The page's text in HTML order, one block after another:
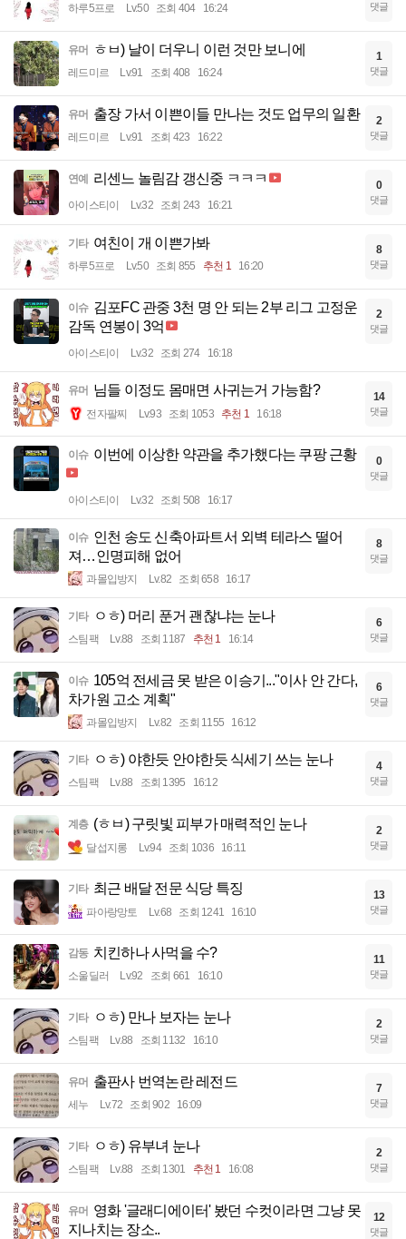
하루5프로 Lv.50 조회 404 16:24 댓글
유머 ㅎㅂ) 날이 더우니 이런 것만 보니에
레드미르 Lv.91 조회 408 16:24
1
댓글
유머 출장 가서 이쁜이들 만나는 것도 업무의 일환
레드미르 Lv.91 조회 423 16:22
2
댓글
연예 리센느 놀림감 갱신중 ㅋㅋㅋ
아이스티이 Lv.32 조회 243 16:21
0
댓글
기타 여친이 개 이쁜가봐
하루5프로 Lv.50 조회 855 추천 1 16:20
8
댓글
이슈 김포FC 관중 3천 명 안 되는 2부 리그 고정운
감독 연봉이 3억
아이스티이 Lv.32 조회 274 16:18
2
댓글
유머 님들 이정도 몸매면 사귀는거 가능함?
전자팔찌 Lv.93 조회 1053 추천 1 16:18
14
댓글
이슈 이번에 이상한 약관을 추가했다는 쿠팡 근황
아이스티이 Lv.32 조회 508 16:17
0
댓글
이슈 인천 송도 신축아파트서 외벽 테라스 떨어
져…인명피해 없어
과몰입방지 Lv.82 조회 658 16:17
8
댓글
기타 ㅇㅎ) 머리 푼거 괜찮냐는 눈나
스팀팩 Lv.88 조회 1187 추천 1 16:14
6
댓글
이슈 105억 전세금 못 받은 이승기..."이사 안 간다,
차가원 고소 계획"
과몰입방지 Lv.82 조회 1155 16:12
6
댓글
기타 ㅇㅎ) 야한듯 안야한듯 식세기 쓰는 눈나
스팀팩 Lv.88 조회 1395 16:12
4
댓글
계층 (ㅎㅂ) 구릿빛 피부가 매력적인 눈나
달섭지롱 Lv.94 조회 1036 16:11
2
댓글
기타 최근 배달 전문 식당 특징
파아랑망토 Lv.68 조회 1241 16:10
13
댓글
감동 치킨하나 사먹을 수?
소울딜러 Lv.92 조회 661 16:10
11
댓글
기타 ㅇㅎ) 만나 보자는 눈나
스팀팩 Lv.88 조회 1132 16:10
2
댓글
유머 출판사 번역논란 레전드
세누 Lv.72 조회 902 16:09
7
댓글
기타 ㅇㅎ) 유부녀 눈나
스팀팩 Lv.88 조회 1301 추천 1 16:08
2
댓글
유머 영화 '글래디에이터' 봤던 수컷이라면 그냥 못
지나치는 장소..
12
댓글